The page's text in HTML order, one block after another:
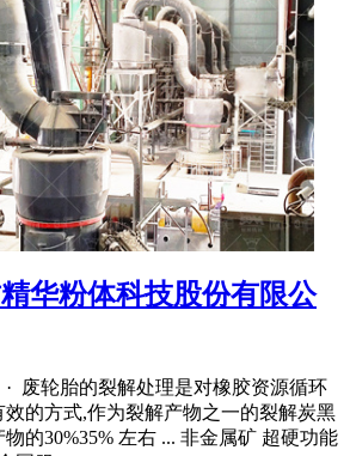
华粉体科技股份有限公
· 废轮胎的裂解处理是对橡胶资源循环
的方式,作为裂解产物之一的裂解炭黑
的30%35% 左右 ... 非金属矿 超硬功能